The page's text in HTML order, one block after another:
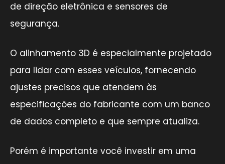
de direção eletrônica e sensores de
segurança.
O alinhamento 3D é especialmente projetado
para lidar com esses veículos, fornecendo
ajustes precisos que atendem às
especificações do fabricante com um banco
de dados completo e que sempre atualiza.
Porém é importante você investir em uma